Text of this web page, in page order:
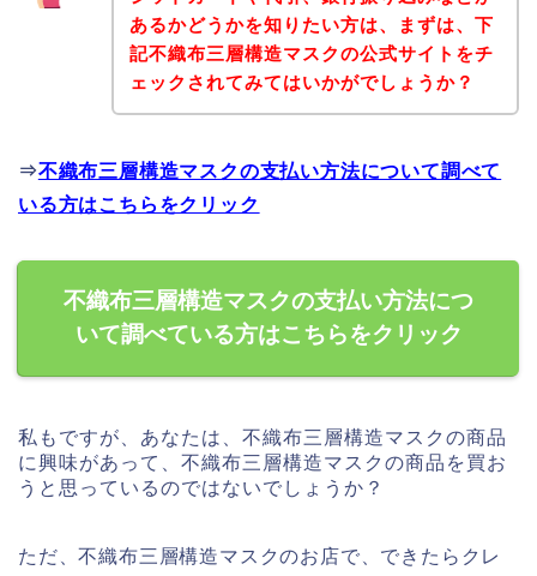
あるかどうかを知りたい方は、まずは、下
記不織布三層構造マスクの公式サイトをチ
ェックされてみてはいかがでしょうか？
⇒不織布三層構造マスクの支払い方法について調べて
いる方はこちらをクリック
不織布三層構造マスクの支払い方法につ
いて調べている方はこちらをクリック
私もですが、あなたは、不織布三層構造マスクの商品
に興味があって、不織布三層構造マスクの商品を買お
うと思っているのではないでしょうか？
ただ、不織布三層構造マスクのお店で、できたらクレ